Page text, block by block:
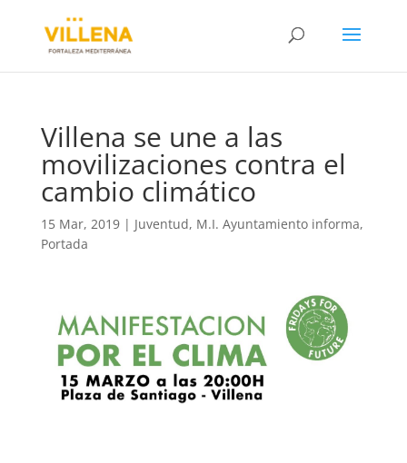
Villena se une a las
movilizaciones contra el
cambio climático
15 Mar, 2019| Juventud, M.I. Ayuntamiento informa,
Portada